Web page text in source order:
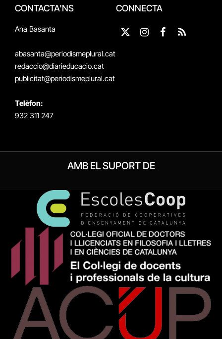
CONTACTA'NS
Ana Basanta
abasanta@periodismeplural.cat
redaccio@diarieducacio.cat
publicitat@periodismeplural.cat
Telèfon:
932 311 247
CONNECTA
X
InstagramFacebook
RSS
AMB EL SUPORT DE